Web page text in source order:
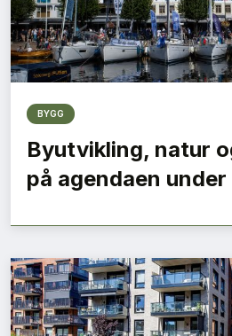
BYGG
Byutvikling, natur
på agendaen